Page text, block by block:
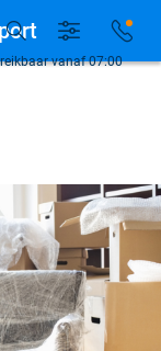
vanaf 07:00